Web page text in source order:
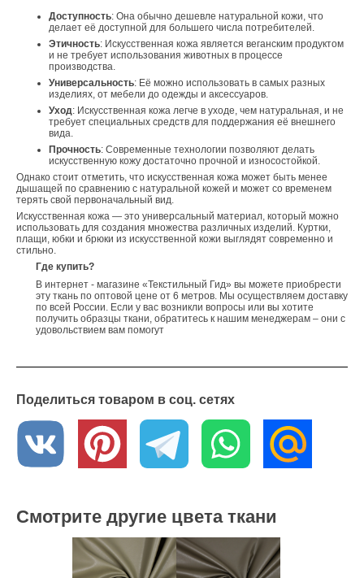
Доступность: Она обычно дешевле натуральной кожи, что
делает её доступной для большего числа потребителей.
Этичность: Искусственная кожа является веганским продуктом
и не требует использования животных в процессе
производства.
Универсальность: Её можно использовать в самых разных
изделиях, от мебели до одежды и аксессуаров.
Уход: Искусственная кожа легче в уходе, чем натуральная, и не
требует специальных средств для поддержания её внешнего
вида.
Прочность: Современные технологии позволяют делать
искусственную кожу достаточно прочной и износостойкой.
Однако стоит отметить, что искусственная кожа может быть менее
дышащей по сравнению с натуральной кожей и может со временем
терять свой первоначальный вид.
Искусственная кожа — это универсальный материал, который можно
использовать для создания множества различных изделий. Куртки,
плащи, юбки и брюки из искусственной кожи выглядят современно и
стильно.
Где купить?
В интернет - магазине «Текстильный Гид» вы можете приобрести
эту ткань по оптовой цене от 6 метров. Мы осуществляем доставку
по всей России. Если у вас возникли вопросы или вы хотите
получить образцы ткани, обратитесь к нашим менеджерам – они с
удовольствием вам помогут
Поделиться товаром в соц. сетях
Смотрите другие цвета ткани